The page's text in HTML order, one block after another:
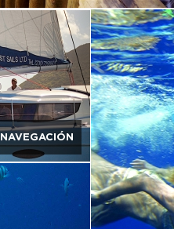
NAVEGACIÓN